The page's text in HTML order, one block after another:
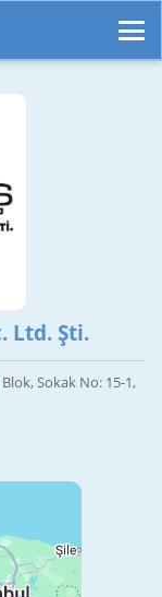
Ltd. Şti.
Sokak No: 15-1,